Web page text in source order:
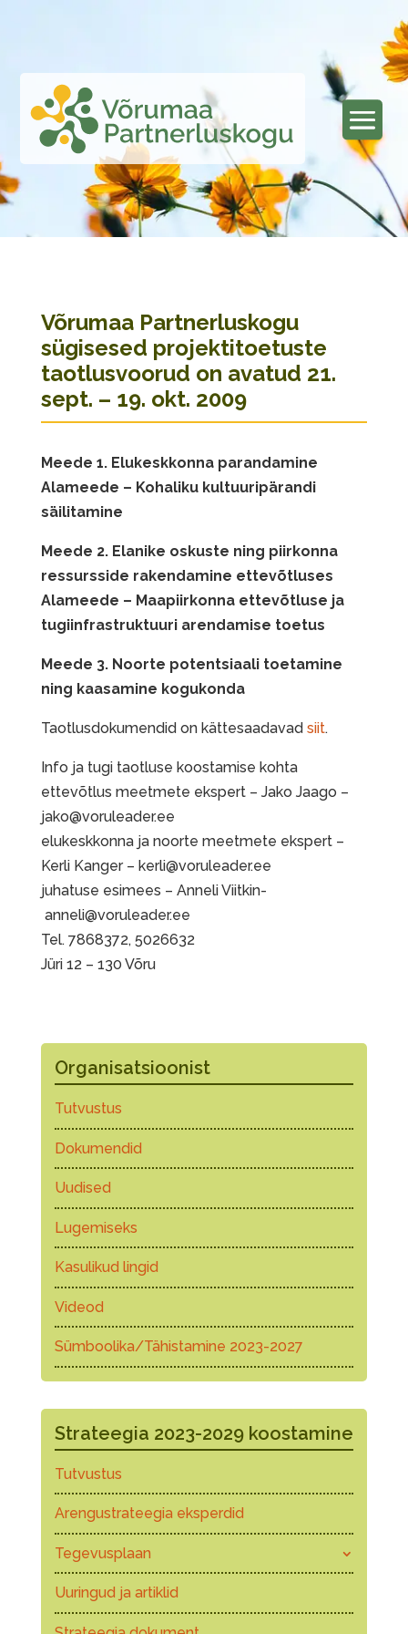
Võrumaa Partnerluskogu
sügisesed projektitoetuste
taotlusvoorud on avatud 21.
sept. – 19. okt. 2009
Meede 1. Elukeskkonna parandamine
Alameede – Kohaliku kultuuripärandi
säilitamine
Meede 2. Elanike oskuste ning piirkonna
ressursside rakendamine ettevõtluses
Alameede – Maapiirkonna ettevõtluse ja
tugiinfrastruktuuri arendamise toetus
Meede 3. Noorte potentsiaali toetamine
ning kaasamine kogukonda
Taotlusdokumendid on kättesaadavad siit.
Info ja tugi taotluse koostamise kohta
ettevõtlus meetmete ekspert – Jako Jaago –
jako@voruleader.ee
elukeskkonna ja noorte meetmete ekspert –
Kerli Kanger – kerli@voruleader.ee
juhatuse esimees – Anneli Viitkin-
anneli@voruleader.ee
Tel. 7868372, 5026632
Jüri 12 – 130 Võru
Organisatsioonist
Tutvustus
Dokumendid
Uudised
Lugemiseks
Kasulikud lingid
Videod
Sümboolika/Tähistamine 2023-2027
Strateegia 2023-2029 koostamine
Tutvustus
Arengustrateegia eksperdid
Tegevusplaan
Uuringud ja artiklid